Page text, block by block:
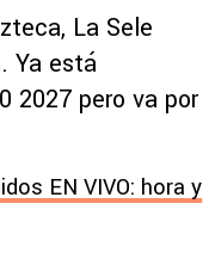
La Sele
Ya está
2027 pero va por
EN VIVO: hora y